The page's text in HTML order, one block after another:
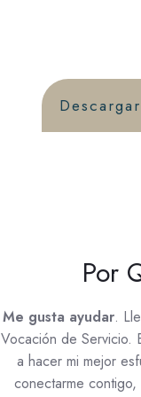
Por
Me gusta ayudar.
Vocación de Servicio.
a hacer mi mejor
conectarme